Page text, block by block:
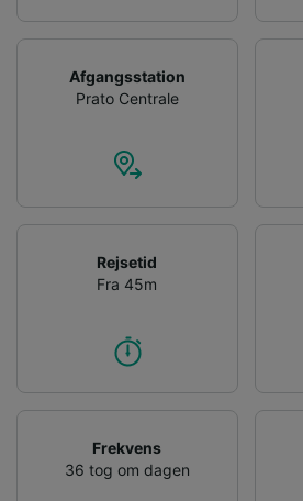
Afgangsstation
Prato Centrale
Rejsetid
Fra 45m
Frekvens
36 tog om dagen